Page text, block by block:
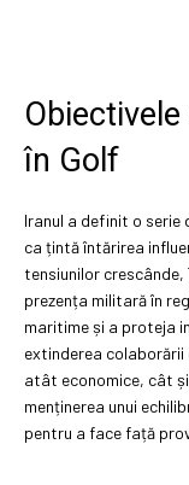
în Golf
Iranul a definit o serie
ca țintă întărirea
tensiunilor
prezența militară în
maritime și a proteja
extinderea
atât economice, cât
menținerea unui
pentru a face față